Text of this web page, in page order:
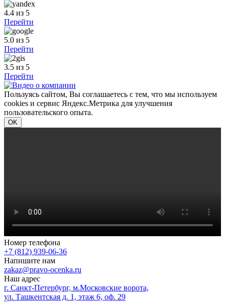
4.4 из 5
Перейти
5.0 из 5
Перейти
3.5 из 5
Перейти
Пользуясь сайтом, Вы соглашаетесь с тем, что мы используем
cookies и сервис Яндекс.Метрика для улучшения
пользовательского опыта.
OK
Номер телефона
+7 (812) 939-06-36
Напишите нам
zakaz@pravo-ocenka.ru
Наш адрес
г. Санкт-Петербург, м.Московские ворота,
ул. Ташкентская д. 1, этаж 6, оф. 29